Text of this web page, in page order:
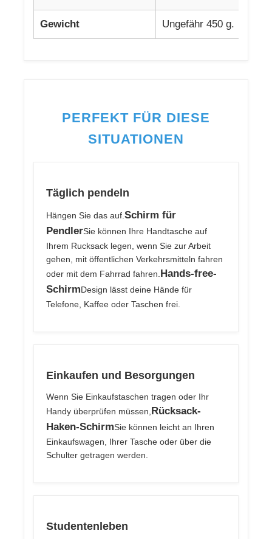
Gewicht Ungefähr 450 g.
PERFEKT FÜR DIESE
SITUATIONEN
Täglich pendeln
Hängen Sie das auf.Schirm für
PendlerSie können Ihre Handtasche auf
Ihrem Rucksack legen, wenn Sie zur Arbeit
gehen, mit öffentlichen Verkehrsmitteln fahren
oder mit dem Fahrrad fahren. Hands-free-
SchirmDesign lässt deine Hände für
Telefone, Kaffee oder Taschen frei.
Einkaufen und Besorgungen
Wenn Sie Einkaufstaschen tragen oder Ihr
Handy überprüfen müssen, Rücksack-
Haken-SchirmSie können leicht an Ihren
Einkaufswagen, Ihrer Tasche oder über die
Schulter getragen werden.
Studentenleben